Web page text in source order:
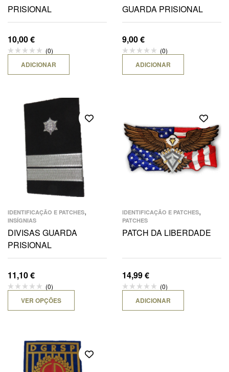
PRISIONAL
10,00€
(0)
ADICIONAR
GUARDA PRISIONAL
9,00€
(0)
ADICIONAR
IDENTIFICAÇÃO E PATCHES,
INSÍGNIAS
DIVISAS GUARDA
PRISIONAL
11,10€
(0)
VER OPÇÕES
IDENTIFICAÇÃO E PATCHES,
PATCHES
PATCH DA LIBERDADE
14,99€
(0)
ADICIONAR